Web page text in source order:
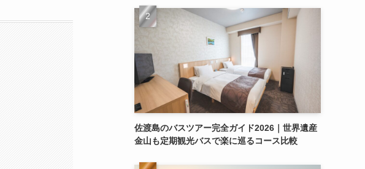
佐渡島のバスツアー完全ガイド2026｜世界遺産
金山も定期観光バスで楽に巡るコース比較